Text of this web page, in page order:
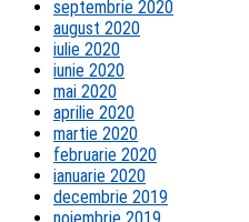
septembrie 2020
august 2020
iulie 2020
iunie 2020
mai 2020
aprilie 2020
martie 2020
februarie 2020
ianuarie 2020
decembrie 2019